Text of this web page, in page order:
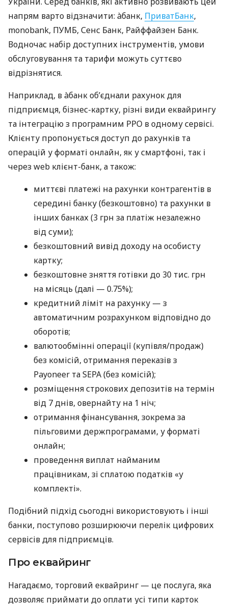
напрям варто відзначити: àбанк, ПриватБанк,
monobank, ПУМБ, Сенс Банк, Райффайзен Банк.
Водночас набір доступних інструментів, умови
обслуговування та тарифи можуть суттєво
відрізнятися.
Наприклад, в àбанк об’єднали рахунок для
підприємця, бізнес-картку, різні види еквайрингу
та інтеграцію з програмним РРО в одному сервісі.
Клієнту пропонується доступ до рахунків та
операцій у форматі онлайн, як у смартфоні, так і
через web клієнт-банк, а також:
миттєві платежі на рахунки контрагентів в
середині банку (безкоштовно) та рахунки в
інших банках (3 грн за платіж незалежно
від суми);
безкоштовний вивід доходу на особисту
картку;
безкоштовне зняття готівки до 30 тис. грн
на місяць (далі — 0.75%);
кредитний ліміт на рахунку — з
автоматичним розрахунком відповідно до
оборотів;
валютообмінні операції (купівля/продаж)
без комісій, отримання переказів з
Payoneer та SEPA (без комісій);
розміщення строкових депозитів на термін
від 7 днів, овернайту на 1 ніч;
отримання фінансування, зокрема за
пільговими держпрограмами, у форматі
онлайн;
проведення виплат найманим
працівникам, зі сплатою податків «у
комплекті».
Подібний підхід сьогодні використовують і інші
банки, поступово розширюючи перелік цифрових
сервісів для підприємців.
Про еквайринг
Нагадаємо, торговий еквайринг — це послуга, яка
дозволяє приймати до оплати усі типи карток